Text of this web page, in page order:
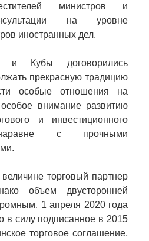
министров и
на уровне
иностранных дел.
и Кубы договорились
прекрасную традицию
особые отношения на
внимание развитию
и инвестиционного
наравне с прочными
торговый партнер
объем двусторонней
1 апреля 2020 года
в силу подписанное в 2015
торговое соглашение,